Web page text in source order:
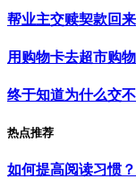
帮业主交赎契款回
用购物卡去超市购
终于知道为什么交
热点推荐
如何提高阅读习惯